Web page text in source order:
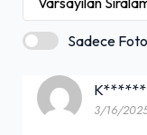
Sadece
3/16/